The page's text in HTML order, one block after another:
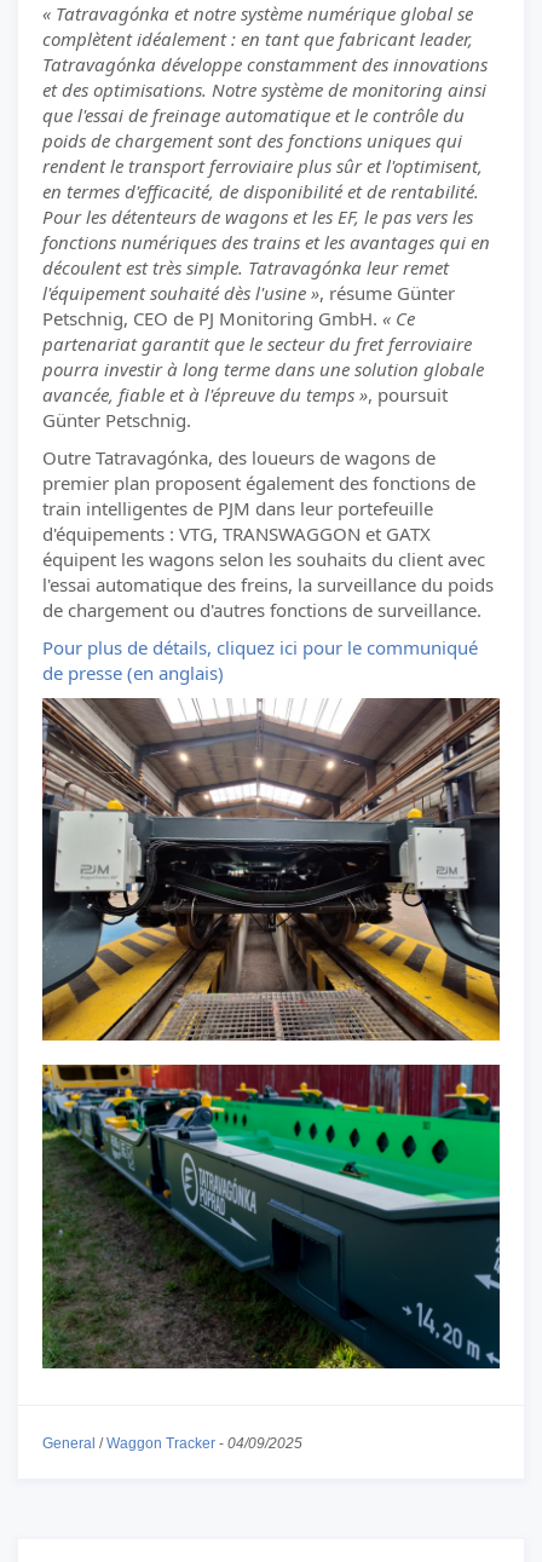
« Tatravagónka et notre système numérique global se
complètent idéalement : en tant que fabricant leader,
Tatravagónka développe constamment des innovations
et des optimisations. Notre système de monitoring ainsi
que l'essai de freinage automatique et le contrôle du
poids de chargement sont des fonctions uniques qui
rendent le transport ferroviaire plus sûr et l'optimisent,
en termes d'efficacité, de disponibilité et de rentabilité.
Pour les détenteurs de wagons et les EF, le pas vers les
fonctions numériques des trains et les avantages qui en
découlent est très simple. Tatravagónka leur remet
l'équipement souhaité dès l'usine », résume Günter
Petschnig, CEO de PJ Monitoring GmbH. « Ce
partenariat garantit que le secteur du fret ferroviaire
pourra investir à long terme dans une solution globale
avancée, fiable et à l'épreuve du temps », poursuit
Günter Petschnig.
Outre Tatravagónka, des loueurs de wagons de
premier plan proposent également des fonctions de
train intelligentes de PJM dans leur portefeuille
d'équipements : VTG, TRANSWAGGON et GATX
équipent les wagons selon les souhaits du client avec
l'essai automatique des freins, la surveillance du poids
de chargement ou d'autres fonctions de surveillance.
Pour plus de détails, cliquez ici pour le communiqué
de presse (en anglais)
General /Waggon Tracker - 04/09/2025